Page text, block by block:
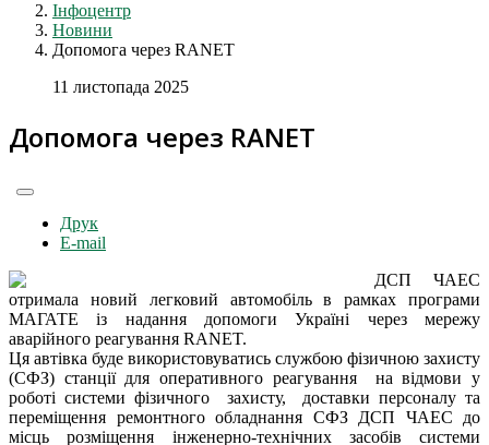
Інфоцентр
Новини
Допомога через RANET
11 листопада 2025
Допомога через RANET
Друк
E-mail
ДСП ЧАЕС
отримала новий легковий автомобіль в рамках програми
МАГАТЕ із надання допомоги Україні через мережу
аварійного реагування RANET.
Ця автівка буде використовуватись службою фізичною захисту
(СФЗ) станції для оперативного реагування на відмови у
роботі системи фізичного захисту, доставки персоналу та
переміщення ремонтного обладнання СФЗ ДСП ЧАЕС до
місць розміщення інженерно-технічних засобів системи